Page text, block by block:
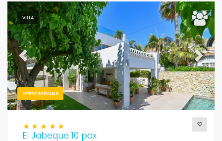
VILLA
OFFRE SPÉCIALE
Previous Next
El Jabeque 10 pax